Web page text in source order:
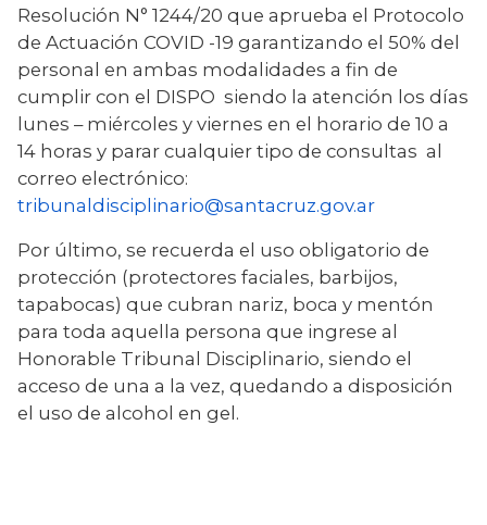
Resolución N° 1244/20 que aprueba el Protocolo
de Actuación COVID -19 garantizando el 50% del
personal en ambas modalidades a fin de
cumplir con el DISPO  siendo la atención los días
lunes – miércoles y viernes en el horario de 10 a
14 horas y parar cualquier tipo de consultas  al
tribunaldisciplinario@santacruz.gov.ar
Por último, se recuerda el uso obligatorio de
protección (protectores faciales, barbijos,
tapabocas) que cubran nariz, boca y mentón
para toda aquella persona que ingrese al
Honorable Tribunal Disciplinario, siendo el
acceso de una a la vez, quedando a disposición
el uso de alcohol en gel.